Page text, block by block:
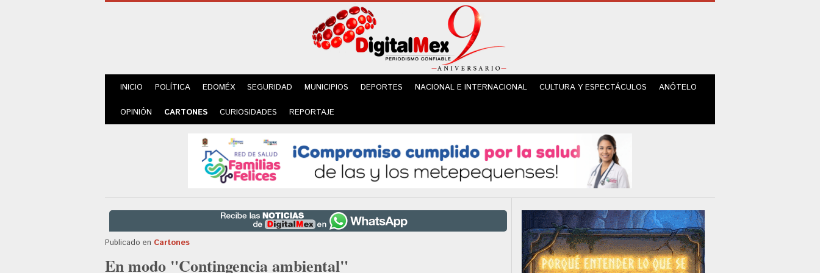
INICIO POLÍTICA EDOMÉX SEGURIDAD MUNICIPIOS DEPORTES NACIONAL E INTERNACIONAL CULTURA Y ESPECTÁCULOS ANÓTELO
OPINIÓN CARTONES CURIOSIDADES REPORTAJE
Publicado en Cartones
En modo "Contingencia ambiental"